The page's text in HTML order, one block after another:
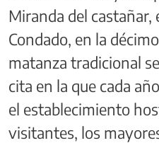
Miranda del castañar,
Condado, en la
matanza tradicional
cita en la que cada
el establecimiento
visitantes, los